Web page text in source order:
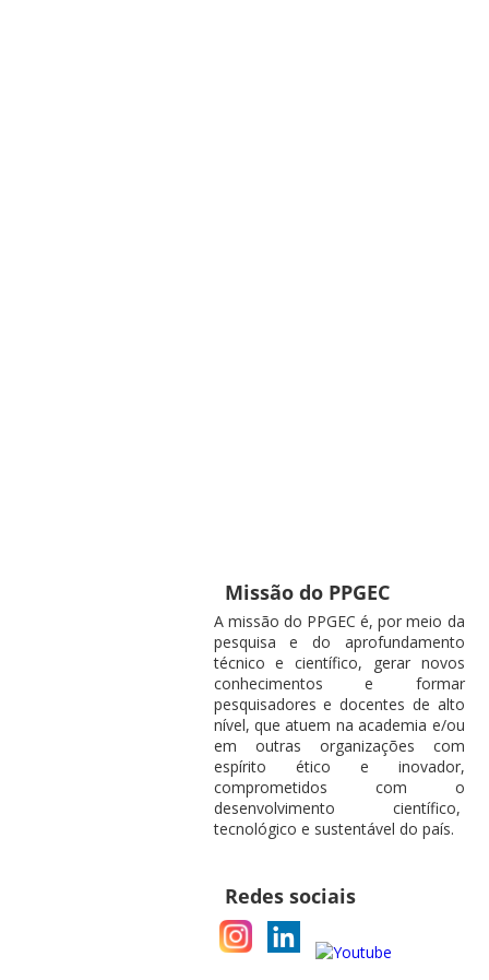
Missão do PPGEC
A missão do PPGEC é, por meio da
pesquisa e do aprofundamento
técnico e científico, gerar novos
conhecimentos e formar
pesquisadores e docentes de alto
nível, que atuem na academia e/ou
em outras organizações com
espírito ético e inovador,
comprometidos com o
desenvolvimento científico,
tecnológico e sustentável do país.
Redes sociais